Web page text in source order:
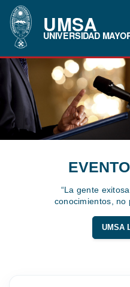
UMSA
UNIVERSIDAD
“La gente
conocimientos, no
UMSA